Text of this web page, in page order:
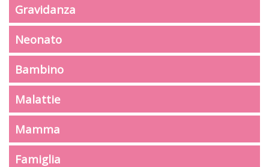
Gravidanza
Neonato
Bambino
Malattie
Mamma
Famiglia